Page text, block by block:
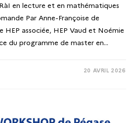
en lecture et en mathématiques
Par Anne-Françoise de
HEP associée, HEP Vaud et Noémie
du programme de master en…
20 AVRIL 2026